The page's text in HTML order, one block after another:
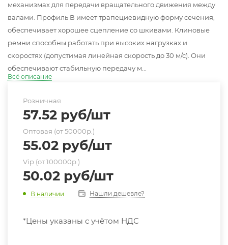
механизмах для передачи вращательного движения между
валами. Профиль В имеет трапециевидную форму сечения,
обеспечивает хорошее сцепление со шкивами. Клиновые
ремни способны работать при высоких нагрузках и
скоростях (допустимая линейная скорость до 30 м/с). Они
обеспечивают стабильную передачу м...
Всё описание
Розничная
57.52 руб/шт
Оптовая (от 50000р.)
55.02 руб/шт
Vip (от 100000р.)
50.02 руб/шт
В наличии Нашли дешевле?
*Цены указаны с учётом НДС